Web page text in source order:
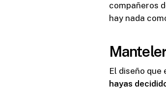
compañeros
hay nada
El diseño
hayas